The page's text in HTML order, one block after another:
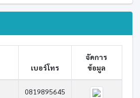
เบอร์โทร
จัดการ
ข้อมูล
0819895645